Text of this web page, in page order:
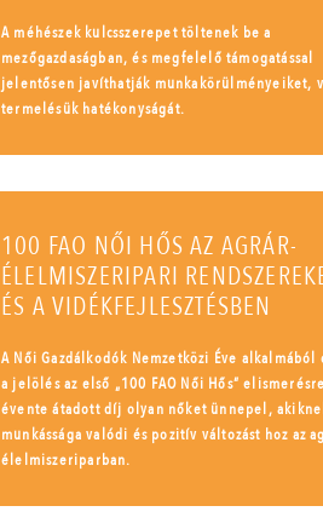
A méhészek kulcsszerepet töltenek be a
mezőgazdaságban, és megfelelő támogatással
jelentősen javíthatják munkakörülményeiket,
termelésük hatékonyságát.
100 FAO NŐI HŐS AZ AGRÁR-
ÉLELMISZERIPARI
ÉS A VIDÉKFEJLESZTÉSBEN
A Női Gazdálkodók Nemzetközi Éve
a jelölés az első „100 FAO Női Hős”
évente átadott díj olyan nőket ünnepel,
munkássága valódi és pozitív változást hoz az
élelmiszeriparban.